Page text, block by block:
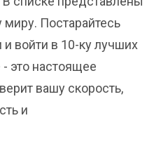
Постарайтесь
войти в 10-ку лучших
- это настоящее
вашу скорость,
и